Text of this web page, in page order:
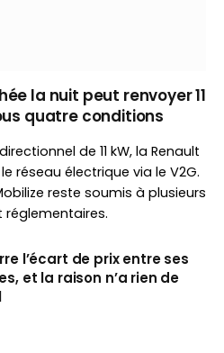
la nuit peut renvoyer 11
quatre conditions
de 11 kW, la Renault
réseau électrique via le V2G.
reste soumis à plusieurs
l’écart de prix entre ses
et la raison n’a rien de